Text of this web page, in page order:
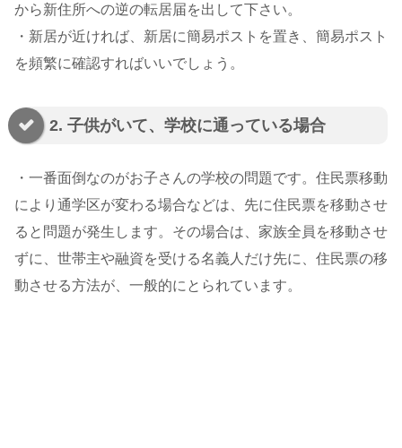
から新住所への逆の転居届を出して下さい。
・新居が近ければ、新居に簡易ポストを置き、簡易ポスト
を頻繁に確認すればいいでしょう。
2. 子供がいて、学校に通っている場合
・一番面倒なのがお子さんの学校の問題です。住民票移動
により通学区が変わる場合などは、先に住民票を移動させ
ると問題が発生します。その場合は、家族全員を移動させ
ずに、世帯主や融資を受ける名義人だけ先に、住民票の移
動させる方法が、一般的にとられています。